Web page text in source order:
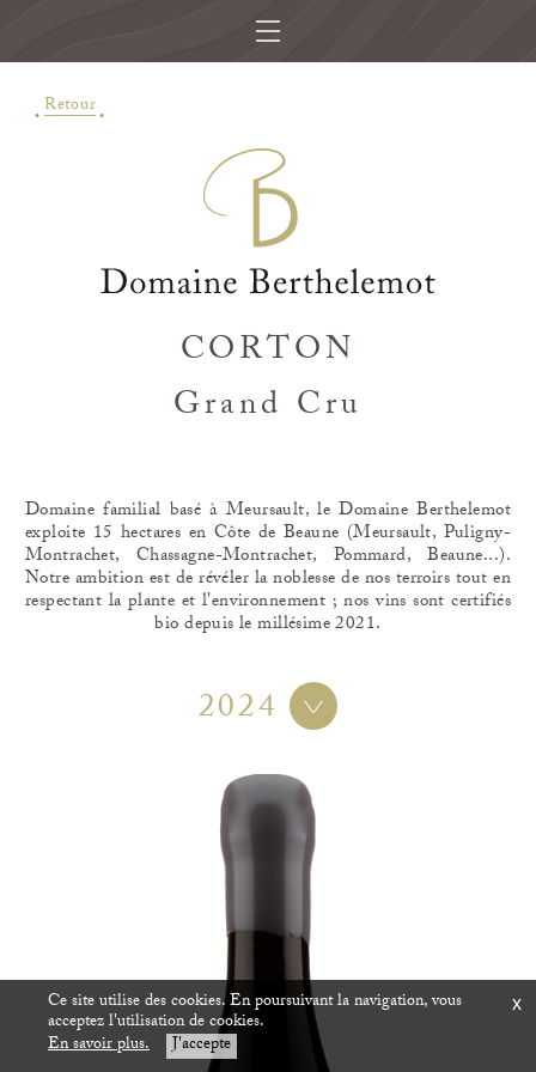
Retour
CORTON
Grand Cru
Domaine familial basé à Meursault, le Domaine Berthelemot
exploite 15 hectares en Côte de Beaune (Meursault, Puligny-
Montrachet, Chassagne-Montrachet, Pommard, Beaune...).
Notre ambition est de révéler la noblesse de nos terroirs tout en
respectant la plante et l'environnement ; nos vins sont certifiés
bio depuis le millésime 2021.
2024
Ce site utilise des cookies. En poursuivant la navigation, vous
acceptez l'utilisation de cookies.
En savoir plus. J'accepte
x